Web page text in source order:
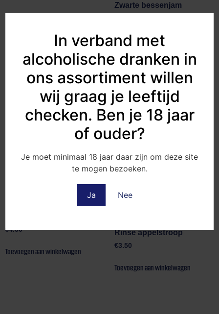
In verband met
alcoholische dranken in
ons assortiment willen
wij graag je leeftijd
checken. Ben je 18 jaar
of ouder?
Je moet minimaal 18 jaar daar zijn om deze site
te mogen bezoeken.
Ja Nee
Zwarte bessenjam
Toevoegen aan winkelwagen
€4.50
Toevoegen aan winkelwagen
Rinse appelstroop
€3.50
Toevoegen aan winkelwagen